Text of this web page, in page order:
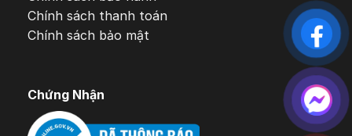
Chính sách thanh toán
Chính sách bảo mật
Chứng Nhận